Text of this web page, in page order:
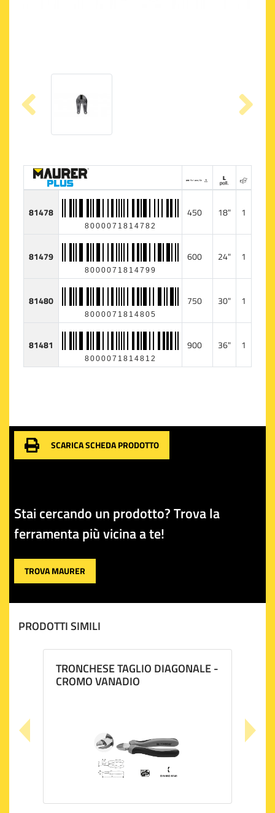
81478
8000071814782
450 18" 1
81479
8000071814799
600 24" 1
81480
8000071814805
750 30" 1
81481
8000071814812
900 36" 1
SCARICA SCHEDA PRODOTTO
Stai cercando un prodotto? Trova la
ferramenta più vicina a te!
TROVA MAURER
PRODOTTI SIMILI
TRONCHESE TAGLIO DIAGONALE -
CROMO VANADIO